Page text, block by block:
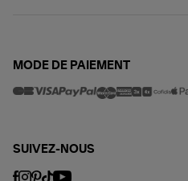
MODE DE PAIEMENT
SUIVEZ-NOUS